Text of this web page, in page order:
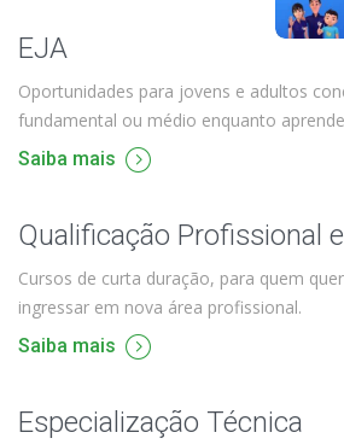
EJA
Oportunidades para jovens e adultos
fundamental ou médio enquanto
Saiba mais
Qualificação Profissional
Cursos de curta duração, para quem
ingressar em nova área profissional.
Saiba mais
Especialização Técnica